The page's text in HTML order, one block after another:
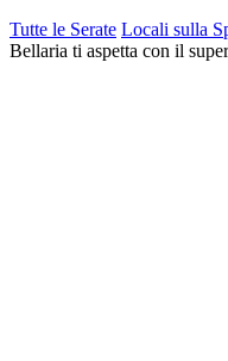
Tutte le Serate Locali sulla
Bellaria ti aspetta con il